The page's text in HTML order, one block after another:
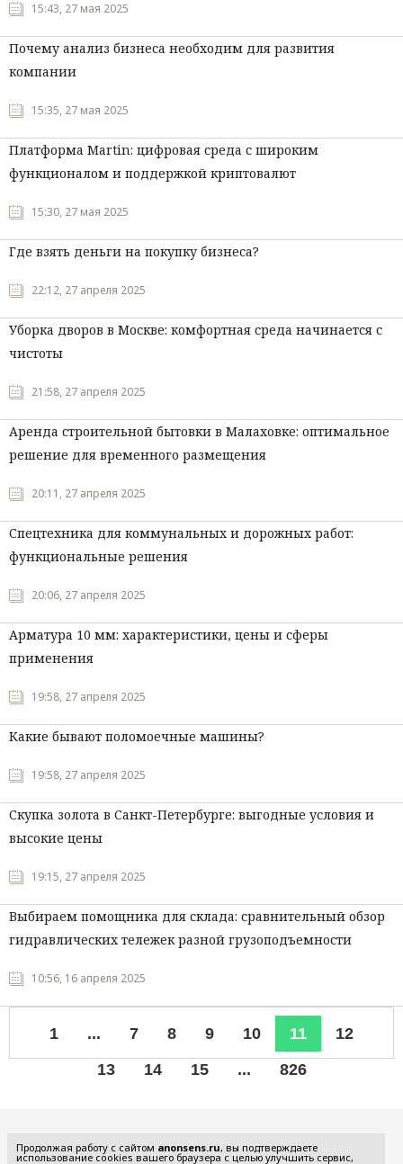
15:43, 27 мая 2025
Почему анализ бизнеса необходим для развития
компании
15:35, 27 мая 2025
Платформа Martin: цифровая среда с широким
функционалом и поддержкой криптовалют
15:30, 27 мая 2025
Где взять деньги на покупку бизнеса?
22:12, 27 апреля 2025
Уборка дворов в Москве: комфортная среда начинается с
чистоты
21:58, 27 апреля 2025
Аренда строительной бытовки в Малаховке: оптимальное
решение для временного размещения
20:11, 27 апреля 2025
Спецтехника для коммунальных и дорожных работ:
функциональные решения
20:06, 27 апреля 2025
Арматура 10 мм: характеристики, цены и сферы
применения
19:58, 27 апреля 2025
Какие бывают поломоечные машины?
19:58, 27 апреля 2025
Скупка золота в Санкт-Петербурге: выгодные условия и
высокие цены
19:15, 27 апреля 2025
Выбираем помощника для склада: сравнительный обзор
гидравлических тележек разной грузоподъемности
10:56, 16 апреля 2025
1 ... 7 8 9 10 11
12
13
14 15 ... 826
Продолжая работу с сайтом anonsens.ru, вы подтверждаете
использование cookies вашего браузера с целью улучшить сервис,